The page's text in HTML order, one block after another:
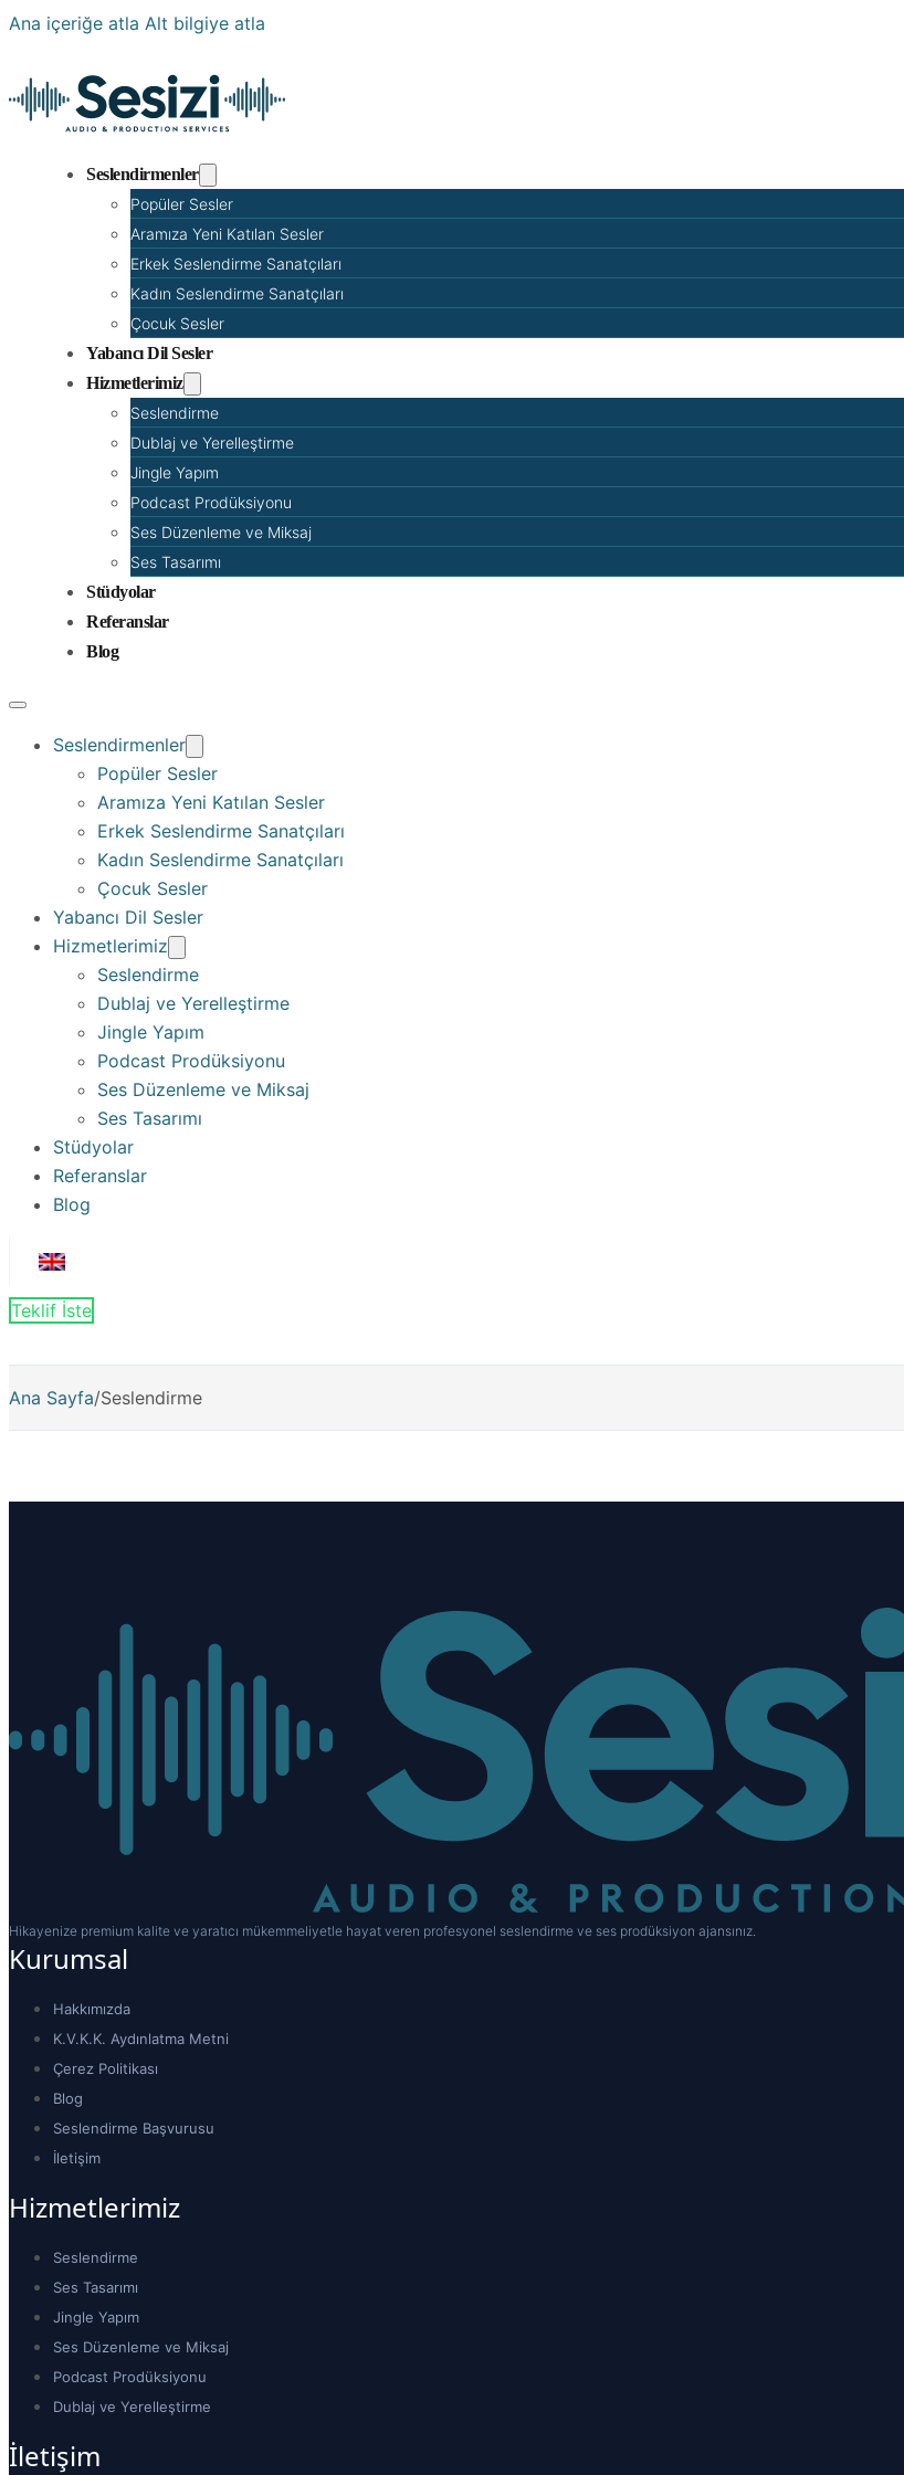
Ana içeriğe atla Alt bilgiye atla
Seslendirmenler
Popüler Sesler
Aramıza Yeni Katılan Sesler
Erkek Seslendirme Sanatçıları
Kadın Seslendirme Sanatçıları
Çocuk Sesler
Yabancı Dil Sesler
Hizmetlerimiz
Seslendirme
Dublaj ve Yerelleştirme
Jingle Yapım
Podcast Prodüksiyonu
Ses Düzenleme ve Miksaj
Ses Tasarımı
Stüdyolar
Referanslar
Blog
Seslendirmenler
Popüler Sesler
Aramıza Yeni Katılan Sesler
Erkek Seslendirme Sanatçıları
Kadın Seslendirme Sanatçıları
Çocuk Sesler
Yabancı Dil Sesler
Hizmetlerimiz
Seslendirme
Dublaj ve Yerelleştirme
Jingle Yapım
Podcast Prodüksiyonu
Ses Düzenleme ve Miksaj
Ses Tasarımı
Stüdyolar
Referanslar
Blog
Teklif İste
Ana Sayfa/Seslendirme
Hikayenize premium kalite ve yaratıcı mükemmeliyetle hayat veren profesyonel seslendirme ve ses prodüksiyon ajansınız.
Kurumsal
Hakkımızda
K.V.K.K. Aydınlatma Metni
Çerez Politikası
Blog
Seslendirme Başvurusu
İletişim
Hizmetlerimiz
Seslendirme
Ses Tasarımı
Jingle Yapım
Ses Düzenleme ve Miksaj
Podcast Prodüksiyonu
Dublaj ve Yerelleştirme
İletişim